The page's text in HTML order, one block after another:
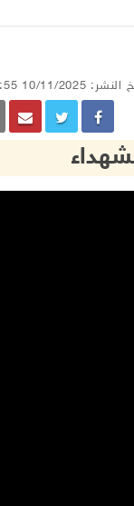
10/11/2025 03:55 م